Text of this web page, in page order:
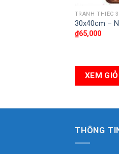
TRANH THIẾC
30x40cm –
₫65,000
XEM
THÔNG